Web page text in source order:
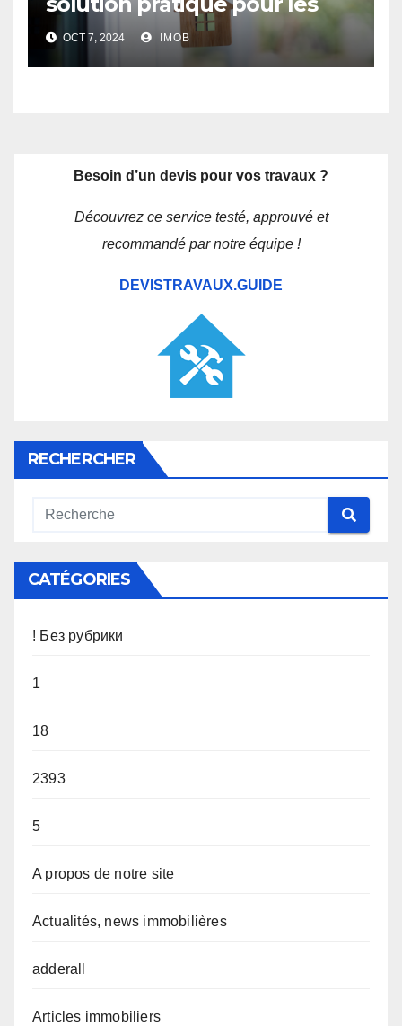
futurs propriétaires
OCT 7, 2024 IMOB
Besoin d’un devis pour vos travaux ?
Découvrez ce service testé, approuvé et
recommandé par notre équipe !
DEVISTRAVAUX.GUIDE
RECHERCHER
CATÉGORIES
! Без рубрики
1
18
2393
5
A propos de notre site
Actualités, news immobilières
adderall
Articles immobiliers